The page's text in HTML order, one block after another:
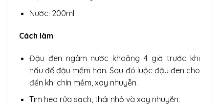
Nước: 200ml
Cách làm:
Đậu đen ngâm nước khoảng 4 giờ trước khi
nấu để đậu mềm hơn. Sau đó luộc đậu đen cho
đến khi chín mềm, xay nhuyễn.
Tim heo rửa sạch, thái nhỏ và xay nhuyễn.